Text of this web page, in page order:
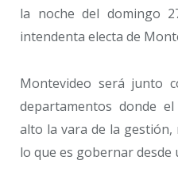
la noche del domingo
intendenta electa de
Montevideo será junto
departamentos donde
alto la vara de la
lo que es gobernar desde